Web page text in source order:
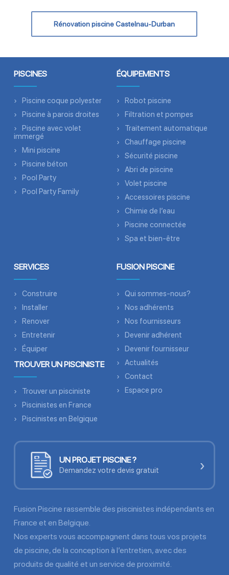
Rénovation piscine Castelnau-Durban
PISCINES
Piscine coque polyester
Piscine à parois droites
Piscine avec volet
immergé
Mini piscine
Piscine béton
Pool Party
Pool Party Family
ÉQUIPEMENTS
Robot piscine
Filtration et pompes
Traitement automatique
Chauffage piscine
Sécurité piscine
Abri de piscine
Volet piscine
Accessoires piscine
Chimie de l’eau
Piscine connectée
Spa et bien-être
SERVICES
Construire
Installer
Renover
Entretenir
Équiper
TROUVER UN PISCINISTE
Trouver un pisciniste
Piscinistes en France
Piscinistes en Belgique
FUSION PISCINE
Qui sommes-nous?
Nos adhérents
Nos fournisseurs
Devenir adhérent
Devenir fournisseur
Actualités
Contact
Espace pro
UN PROJET PISCINE ?
Demandez votre devis gratuit ›
Fusion Piscine rassemble des piscinistes indépendants en
France et en Belgique.
Nos experts vous accompagnent dans tous vos projets
de piscine, de la conception à l’entretien, avec des
produits de qualité et un service de proximité.